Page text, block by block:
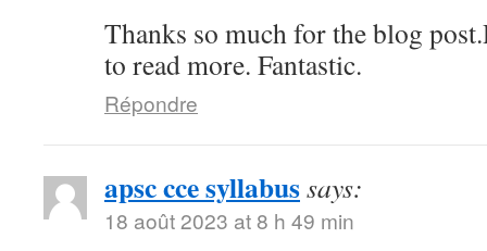
Thanks so much for the blog
to read more. Fantastic.
Répondre
apsc cce syllabussays:
18 août 2023 at 8 h 49 min